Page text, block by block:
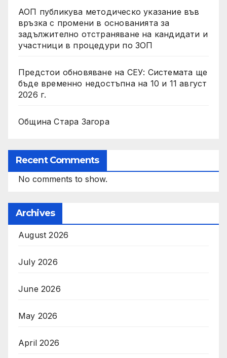
АОП публикува методическо указание във
връзка с промени в основанията за
задължително отстраняване на кандидати и
участници в процедури по ЗОП
Предстои обновяване на СЕУ: Системата ще
бъде временно недостъпна на 10 и 11 август
2026 г.
Община Стара Загора
Recent Comments
No comments to show.
Archives
August 2026
July 2026
June 2026
May 2026
April 2026